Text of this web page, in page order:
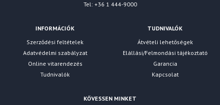
Tel: +36 1 444-9000
INFORMÁCIÓK
Szerződési feltételek
Adatvédelmi szabályzat
Online vitarendezés
Tudnivalók
TUDNIVALÓK
Átvételi lehetőségek
Elállási/Felmondási tájékoztató
Garancia
Kapcsolat
KÖVESSEN MINKET